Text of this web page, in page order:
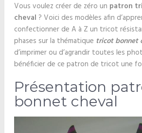
Vous voulez créer de zéro un patron
cheval ? Voici des modèles afin
confectionner de A à Z un tricot
phases sur la thématique tricot bonnet
d’imprimer ou d’agrandir toutes les
bénéficier de ce patron de tricot une
Présentation
bonnet cheval